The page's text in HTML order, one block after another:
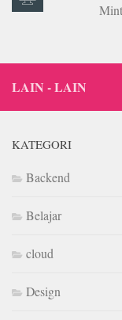
Mint
LAIN - LAIN
KATEGORI
Backend
Belajar
cloud
Design